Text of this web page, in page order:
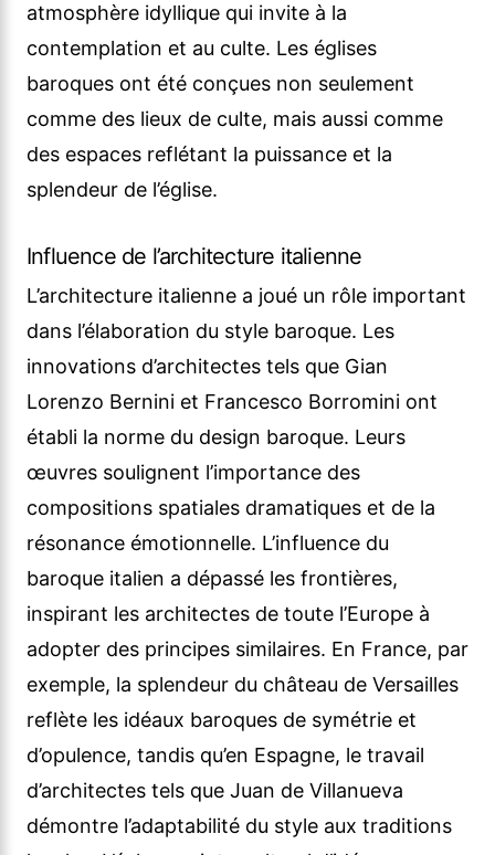
atmosphère idyllique qui invite à la
contemplation et au culte. Les églises
baroques ont été conçues non seulement
comme des lieux de culte, mais aussi comme
des espaces reflétant la puissance et la
splendeur de l’église.
Influence de l’architecture italienne
L’architecture italienne a joué un rôle important
dans l’élaboration du style baroque. Les
innovations d’architectes tels que Gian
Lorenzo Bernini et Francesco Borromini ont
établi la norme du design baroque. Leurs
œuvres soulignent l’importance des
compositions spatiales dramatiques et de la
résonance émotionnelle. L’influence du
baroque italien a dépassé les frontières,
inspirant les architectes de toute l’Europe à
adopter des principes similaires. En France, par
exemple, la splendeur du château de Versailles
reflète les idéaux baroques de symétrie et
d’opulence, tandis qu’en Espagne, le travail
d’architectes tels que Juan de Villanueva
démontre l’adaptabilité du style aux traditions